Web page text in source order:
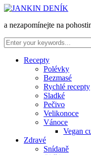
a nezapomínejte na
Recepty
Polévky
Bezmasé
Rychlé recepty
Sladké
Pečivo
Velikonoce
Vánoce
Vegan
Zdravé
Snídaně